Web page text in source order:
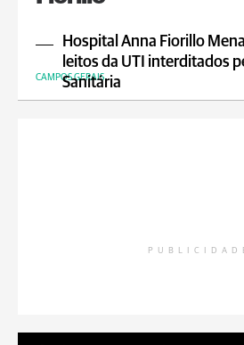
Hospital Anna Fiorillo
leitos da UTI interditados
Sanitária
CAMPOS GERAIS